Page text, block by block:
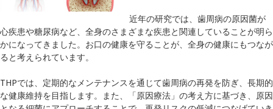
近年の研究では、歯周病の原因菌が
心疾患や糖尿病など、全身のさまざまな疾患と関連していることが明ら
かになってきました。お口の健康を守ることが、全身の健康にもつなが
ると考えられています。
THPでは、定期的なメンテナンスを通じて歯周病の再発を防ぎ、長期的
な健康維持を目指します。また、「原因療法」の考え方に基づき、原因